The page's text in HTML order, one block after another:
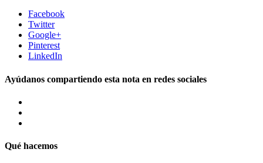
Facebook
Twitter
Google+
Pinterest
LinkedIn
Ayúdanos compartiendo esta nota en redes sociales
Qué hacemos